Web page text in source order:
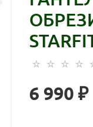
6 990 ₽